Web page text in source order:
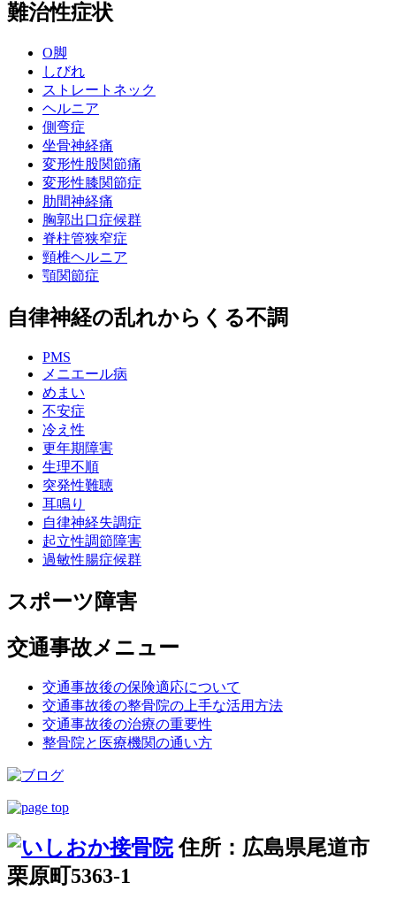
難治性症状
O脚
しびれ
ストレートネック
ヘルニア
側弯症
坐骨神経痛
変形性股関節痛
変形性膝関節症
肋間神経痛
胸郭出口症候群
脊柱管狭窄症
頸椎ヘルニア
顎関節症
自律神経の乱れからくる不調
PMS
メニエール病
めまい
不安症
冷え性
更年期障害
生理不順
突発性難聴
耳鳴り
自律神経失調症
起立性調節障害
過敏性腸症候群
スポーツ障害
交通事故メニュー
交通事故後の保険適応について
交通事故後の整骨院の上手な活用方法
交通事故後の治療の重要性
整骨院と医療機関の通い方
住所：広島県尾道市
栗原町5363-1